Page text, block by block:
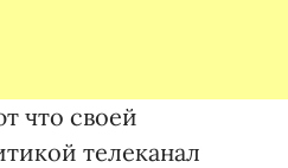
что своей
телеканал